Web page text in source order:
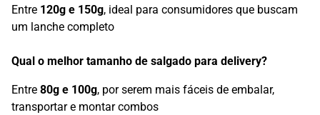
Entre 120g e 150g, ideal para consumidores que buscam
um lanche completo
Qual o melhor tamanho de salgado para delivery?
Entre 80g e 100g, por serem mais fáceis de embalar,
transportar e montar combos